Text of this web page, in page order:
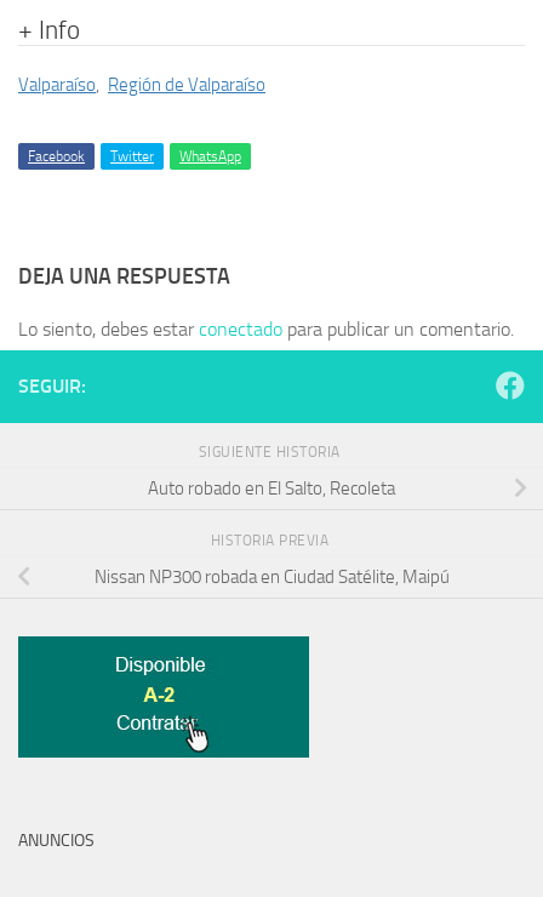
+ Info
Valparaíso, Región de Valparaíso
Facebook Twitter WhatsApp
DEJA UNA RESPUESTA
Lo siento, debes estarconectado para publicar un comentario.
SEGUIR:
SIGUIENTE HISTORIA
Auto robado en El Salto, Recoleta
HISTORIA PREVIA
Nissan NP300 robada en Ciudad Satélite, Maipú
ANUNCIOS